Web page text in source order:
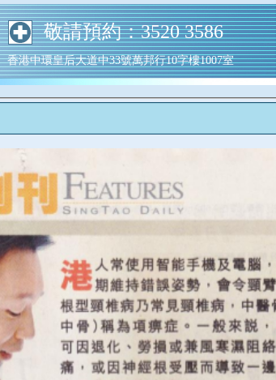
敬請預約：3520 3586
香港中環皇后大道中33號萬邦行10字樓1007室